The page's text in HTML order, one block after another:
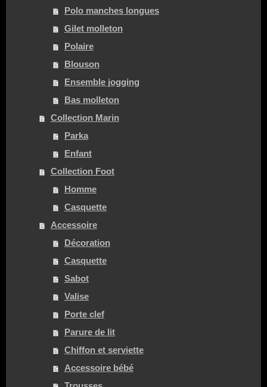
Polo manches longues
Gilet molleton
Polaire
Blouson
Ensemble jogging
Bas molleton
Collection Marin
Parka
Enfant
Collection Foot
Homme
Casquette
Accessoire
Décoration
Casquette
Sabot
Valise
Porte clef
Parure de lit
Chiffon et serviette
Accessoire bébé